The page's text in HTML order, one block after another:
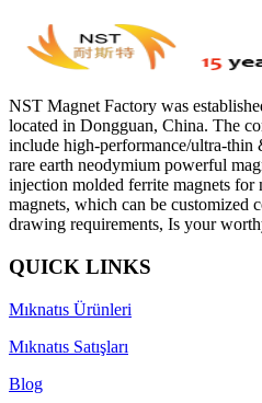
NST Magnet Factory was
located in Dongguan, China. The
include high-performance/ultra-thin
rare earth neodymium powerful
injection molded ferrite magnets for
magnets, which can be customized
drawing requirements, Is your
QUICK LINKS
Mıknatıs Ürünleri
Mıknatıs Satışları
Blog